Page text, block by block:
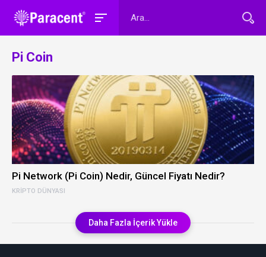
Pi Coin
KRIPTO DÜNYASI
Pi Network (Pi Coin) Nedir, Güncel Fiyatı Nedir?
Daha Fazla İçerik Yükle